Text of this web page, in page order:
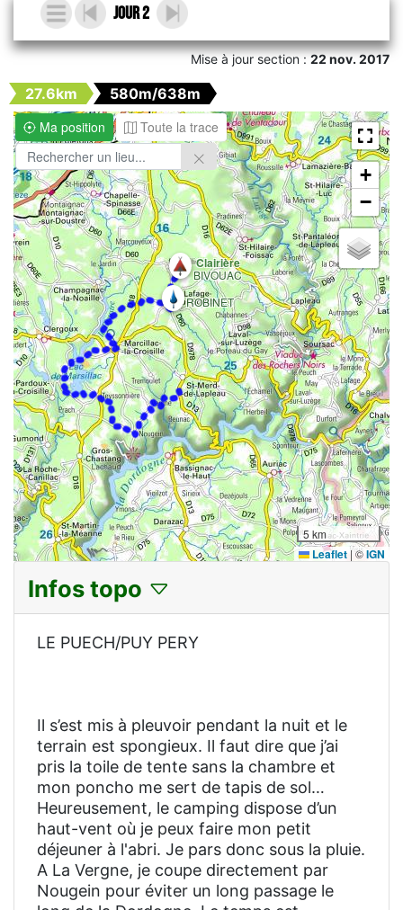
Jour 2
Mise à jour section :22 nov. 2017
27.6km
580m/638m
Ma position
Toute la trace
Clairière
BIVOUAC
ROBINET
+
−
5 km
Leaflet|©IGN
Infos topo
LE PUECH/PUY PERY
Il s’est mis à pleuvoir pendant la nuit et le
terrain est spongieux. Il faut dire que j’ai
pris la toile de tente sans la chambre et
mon poncho me sert de tapis de sol…
Heureusement, le camping dispose d’un
haut-vent où je peux faire mon petit
déjeuner à l'abri. Je pars donc sous la pluie.
A La Vergne, je coupe directement par
Nougein pour éviter un long passage le